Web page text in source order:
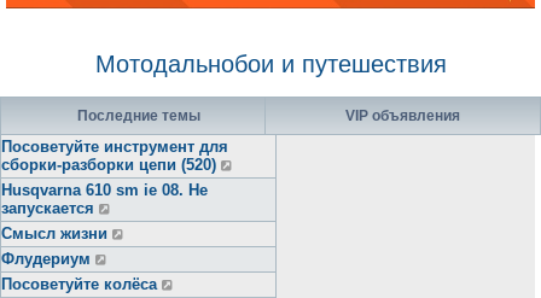
Мотодальнобои и путешествия
Последние темы
Посоветуйте инструмент для
сборки-разборки цепи (520)
Husqvarna 610 sm ie 08. Не
запускается
Смысл жизни
Флудериум
Посоветуйте колёса
VIP объявления